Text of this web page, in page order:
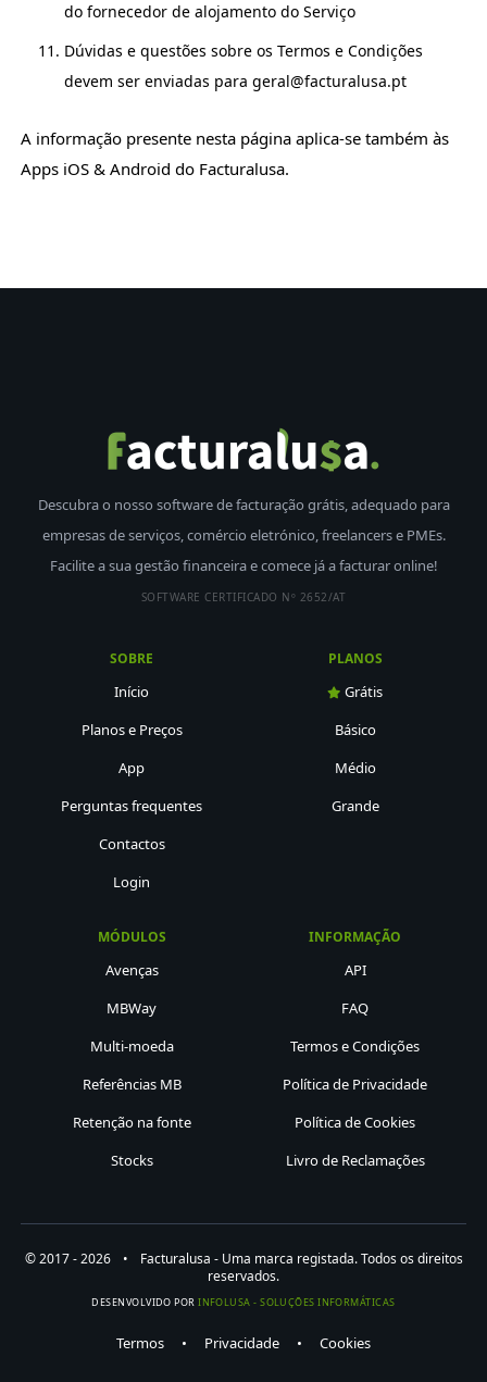
do fornecedor de alojamento do Serviço
Dúvidas e questões sobre os Termos e Condições
devem ser enviadas para geral@facturalusa.pt
A informação presente nesta página aplica-se também às
Apps iOS & Android do Facturalusa.
Descubra o nosso software de facturação grátis, adequado para
empresas de serviços, comércio eletrónico, freelancers e PMEs.
Facilite a sua gestão financeira e comece já a facturar online!
SOFTWARE CERTIFICADO Nº 2652/AT
SOBRE
Início
Planos e Preços
App
Perguntas frequentes
Contactos
Login
PLANOS
Grátis
Básico
Médio
Grande
MÓDULOS
Avenças
MBWay
Multi-moeda
Referências MB
Retenção na fonte
Stocks
INFORMAÇÃO
API
FAQ
Termos e Condições
Política de Privacidade
Política de Cookies
Livro de Reclamações
© 2017 - 2026 •
Facturalusa - Uma marca registada. Todos os direitos
reservados.
DESENVOLVIDO PORINFOLUSA - SOLUÇÕES INFORMÁTICAS
Termos • Privacidade • Cookies